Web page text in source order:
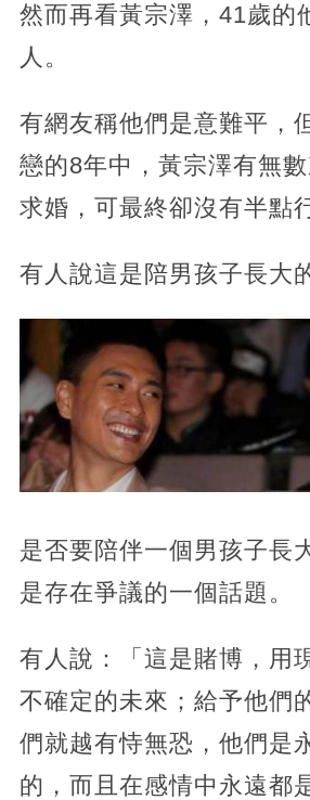
然而再看黃宗澤，41歲的
人。
有網友稱他們是意難平，
戀的8年中，黃宗澤有無
求婚，可最終卻沒有半點
有人說這是陪男孩子長大
是否要陪伴一個男孩子長
是存在爭議的一個話題。
有人說：「這是賭博，用
不確定的未來；給予他們
們就越有恃無恐，他們是
的，而且在感情中永遠都